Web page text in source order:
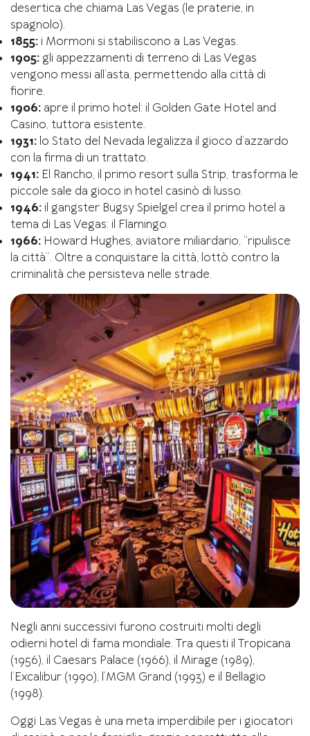
desertica che chiama Las Vegas (le praterie, in
spagnolo).
1855: i Mormoni si stabiliscono a Las Vegas.
1905: gli appezzamenti di terreno di Las Vegas
vengono messi all’asta, permettendo alla città di
fiorire.
1906: apre il primo hotel: il Golden Gate Hotel and
Casino, tuttora esistente.
1931: lo Stato del Nevada legalizza il gioco d’azzardo
con la firma di un trattato.
1941: El Rancho, il primo resort sulla Strip, trasforma le
piccole sale da gioco in hotel casinò di lusso.
1946: il gangster Bugsy Spielgel crea il primo hotel a
tema di Las Vegas: il Flamingo.
1966: Howard Hughes, aviatore miliardario, “ripulisce
la città”. Oltre a conquistare la città, lottò contro la
criminalità che persisteva nelle strade.
Negli anni successivi furono costruiti molti degli
odierni hotel di fama mondiale. Tra questi il Tropicana
(1956), il Caesars Palace (1966), il Mirage (1989),
l’Excalibur (1990), l’MGM Grand (1993) e il Bellagio
(1998).
Oggi Las Vegas è una meta imperdibile per i giocatori